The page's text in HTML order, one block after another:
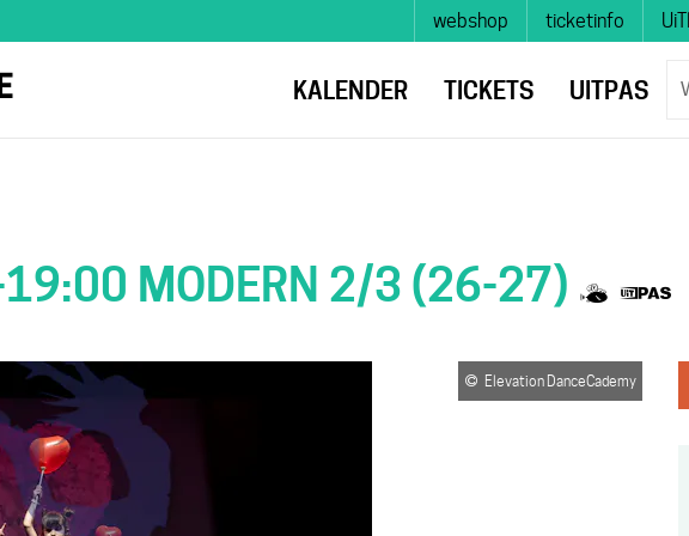
Naar
inhoud
webshop ticketinfo
KALENDER TICKETS UITPAS
MODERN 2/3 (26-27)
Elevation DanceCademy